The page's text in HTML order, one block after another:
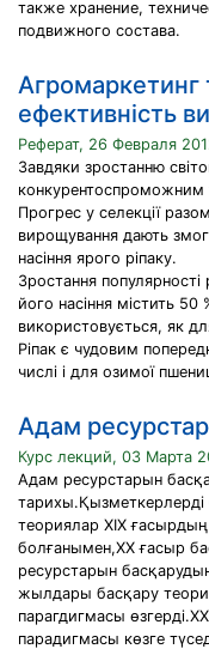
также хранение,
подвижного состава.
Агромаркетинг
ефективність
Реферат, 26 Февраля
Завдяки зростанню
конкурентоспроможним
Прогрес у селекції
вирощування дають
насіння ярого ріпаку.
Зростання
його насіння містить 50
використовується, як
Ріпак є чудовим
числі і для озимої
Адам
Курс лекций, 03 Марта
Адам ресурстарын
теориялар ХІХ
болғанымен,ХХ ғасыр
ресурстарын
жылдары басқару
парагдигмасы
парадигмасы көзге